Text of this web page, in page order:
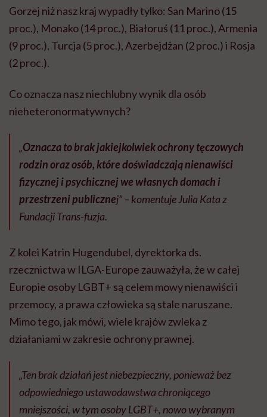
Gorzej niż nasz kraj wypadły tylko: San Marino (15
proc.), Monako (14 proc.), Białoruś (11 proc.), Armenia
(9 proc.), Turcja (5 proc.), Azerbejdżan (2 proc.) i Rosja
(2 proc.).
Co oznacza nasz niechlubny wynik dla osób
nieheteronormatywnych?
„Oznacza to brak jakiejkolwiek ochrony tęczowych
rodzin oraz osób, które doświadczają nienawiści
fizycznej i psychicznej we własnych domach i
przestrzeni publicznej” – komentuje Julia Kata z
Fundacji Trans-fuzja.
Z kolei Katrin Hugendubel, dyrektorka ds.
rzecznictwa w ILGA-Europe zauważyła, że w całej
Europie osoby LGBT+ są celem mowy nienawiści i
przemocy, a prawa człowieka są stale naruszane.
Mimo tego, jak mówi, wiele krajów zwleka z
działaniami w zakresie ochrony prawnej.
„Ten brak działań jest niebezpieczny, ponieważ bez
odpowiedniego ustawodawstwa chroniącego
mniejszości, w tym osoby LGBT+, nowo wybranym